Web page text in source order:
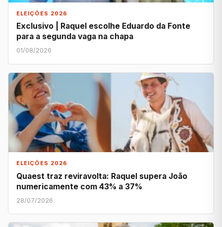
ELEIÇÕES 2026
Exclusivo | Raquel escolhe Eduardo da Fonte
para a segunda vaga na chapa
01/08/2026
ELEIÇÕES 2026
Quaest traz reviravolta: Raquel supera João
numericamente com 43% a 37%
28/07/2026